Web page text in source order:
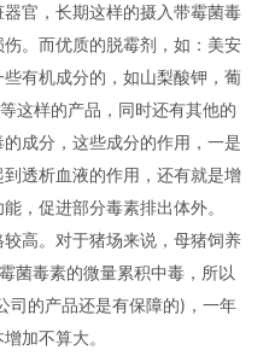
官，长期这样的摄入带霉菌毒
。而优质的脱霉剂，如：美安
有机成分的，如山梨酸钾，葡
这样的产品，同时还有其他的
成分，这些成分的作用，一是
透析血液的作用，还有就是增
，促进部分毒素排出体外。
高。对于猪场来说，母猪饲养
菌毒素的微量累积中毒，所以
司的产品还是有保障的)，一年
加不算大。